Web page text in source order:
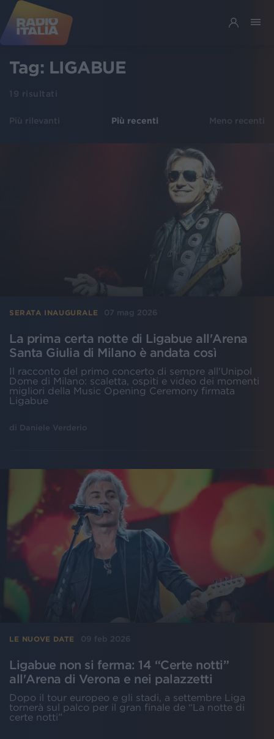
Tag: LIGABUE
19 risultati
Più rilevanti Più recenti Meno recenti
SERATA INAUGURALE 07 mag 2026
La prima certa notte di Ligabue all'Arena
Santa Giulia di Milano è andata così
Il racconto del primo concerto di sempre all'Unipol
Dome di Milano: scaletta, ospiti e video dei momenti
migliori della Music Opening Ceremony firmata
Ligabue
di Daniele Verderio
LE NUOVE DATE 09 feb 2026
Ligabue non si ferma: 14 “Certe notti”
all'Arena di Verona e nei palazzetti
Dopo il tour europeo e gli stadi, a settembre Liga
tornerà sul palco per il gran finale de “La notte di
certe notti”